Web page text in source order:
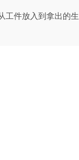
件放入到拿出的